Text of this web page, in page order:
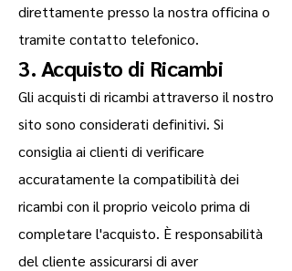
direttamente presso la nostra officina o
tramite contatto telefonico.
3. Acquisto di Ricambi
Gli acquisti di ricambi attraverso il nostro
sito sono considerati definitivi. Si
consiglia ai clienti di verificare
accuratamente la compatibilità dei
ricambi con il proprio veicolo prima di
completare l'acquisto. È responsabilità
del cliente assicurarsi di aver